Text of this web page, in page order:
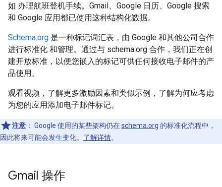
如 办理航班登机手续。Gmail、Google 日历、Google 搜索
和 Google 应用都已使用这种结构化数据。
Schema.org 是一种标记词汇表，由 Google 和其他公司合作
进行标准化 和管理。通过与 schema.org 合作，我们正在创
建开放标准，以便您嵌入的标记可供任何接收电子邮件的产
品使用。
观看视频，了解更多激励因素和类似示例，了解为何应考虑
为您的应用添加电子邮件标记。
注意 ： Google 使用的某些架构仍在schema.org 的标准化流程中，
因此将来可能会发生变化。 了解详情。
Gmail 操作